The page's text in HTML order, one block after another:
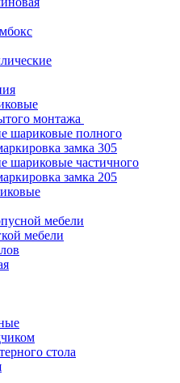
монтажа
шариковые полного
замка 305
шариковые частичного
замка 205
мебели
мебели
стола